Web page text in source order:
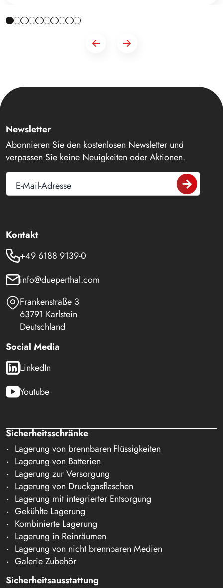
Newsletter
Abonnieren Sie den kostenlosen Newsletter und
verpassen Sie keine Neuigkeiten oder Aktionen.
E-Mail-Adresse
Kontakt
+49 6188 9139-0
info@dueperthal.com
Frankenstraße 3
63791 Karlstein
Deutschland
Social Media
LinkedIn
Youtube
Sicherheitsschränke
Lagerung von brennbaren Flüssigkeiten
Lagerung von Batterien
Lagerung zur Versorgung
Lagerung von Druckgasflaschen
Lagerung mit integrierter Entsorgung
Gekühlte Lagerung
Kombinierte Lagerung
Lagerung in Reinräumen
Lagerung von nicht brennbaren Medien
Galerie Zubehör
Sicherheitsausstattung